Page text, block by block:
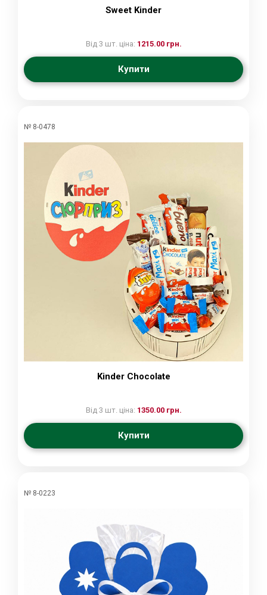
Sweet Kinder
Від 3 шт. ціна: 1215.00 грн.
Купити
№ 8-0478
Kinder Chocolate
Від 3 шт. ціна: 1350.00 грн.
Купити
№ 8-0223